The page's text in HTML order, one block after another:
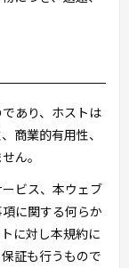
あり、ホストは
商業的有用性、
ん。
ビス、本ウェブ
に関する何らか
に対し本規約に
証も行うもので